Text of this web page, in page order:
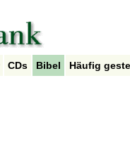
CDs Bibel Häufig